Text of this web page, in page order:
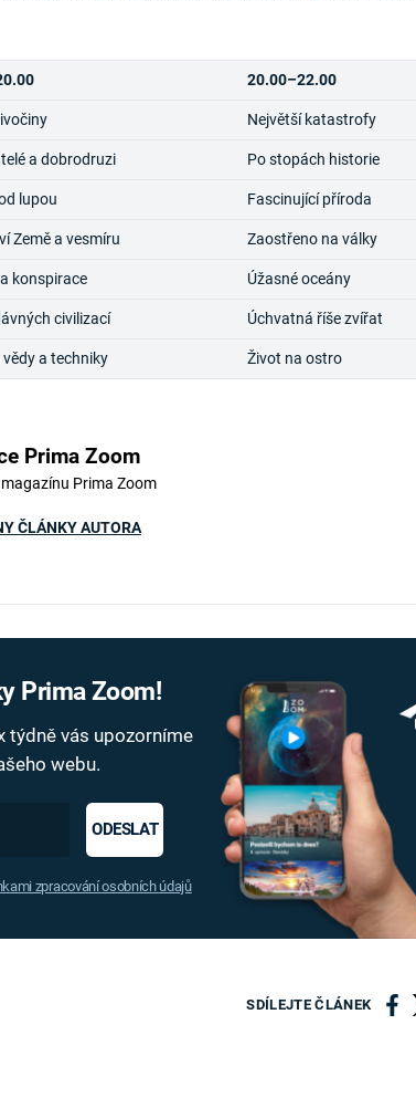
20.00–22.00
Největší katastrofy
a dobrodruzi Po stopách historie
lupou Fascinující příroda
Země a vesmíru Zaostřeno na války
konspirace Úžasné oceány
civilizací Úchvatná říše zvířat
a techniky Život na ostro
Prima Zoom
Prima Zoom
ČLÁNKY AUTORA
Prima Zoom!
týdně vás upozorníme
webu.
ODESLAT
zpracování osobních údajů
SDÍLEJTE ČLÁNEK